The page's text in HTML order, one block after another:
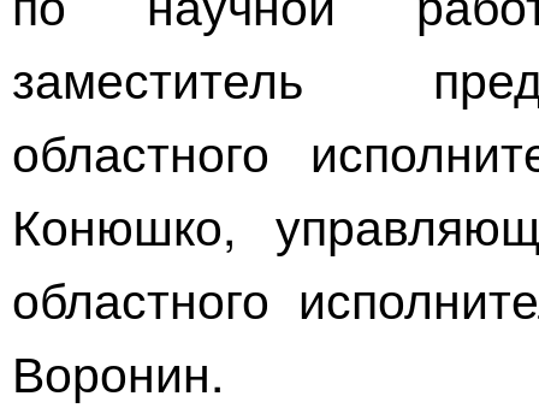
заместитель
областного
Конюшко,
областного
Воронин.